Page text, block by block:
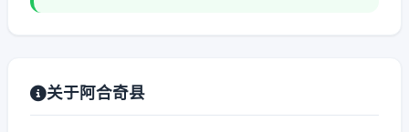
关于阿合奇县